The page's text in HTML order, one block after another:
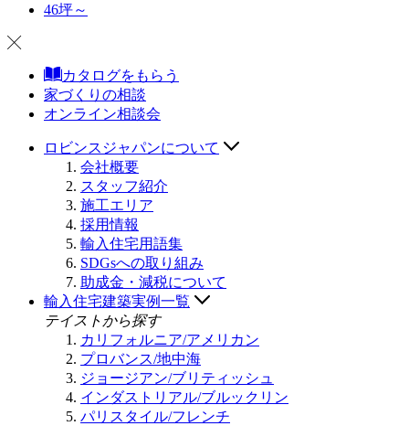
46坪～
カタログをもらう
家づくりの相談
オンライン相談会
ロビンスジャパンについて
会社概要
スタッフ紹介
施工エリア
採用情報
輸入住宅用語集
SDGsへの取り組み
助成金・減税について
輸入住宅建築実例一覧
テイストから探す
カリフォルニア/アメリカン
プロバンス/地中海
ジョージアン/ブリティッシュ
インダストリアル/ブルックリン
パリスタイル/フレンチ